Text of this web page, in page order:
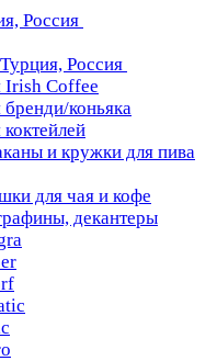
Россия
Россия
Irish Coffee
коньяка
и кружки для пива
для чая и кофе
декантеры